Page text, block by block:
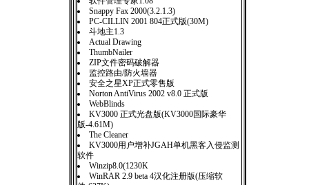
Snappy Fax 2000(3.2.1.3)
PC-CILLIN 2001 804正式版(30M)
斗地主1.3
Actual Drawing
ThumbNailer
ZIP文件密码破解器
监控路由/防火墙器
安全之星XP正式零售版
Norton AntiVirus 2002 v8.0 正式版
WebBlinds
KV3000 正式光盘版(KV3000国际豪华
版-4.61M)
The Cleaner
KV3000用户增补JGAH单机黑客入侵监测
软件
Winzip8.0(1230K
WinRAR 2.9 beta 4汉化注册版(压缩软